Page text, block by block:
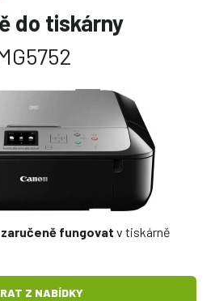
do tiskárny
fungovat v tiskárně
Z NABÍDKY